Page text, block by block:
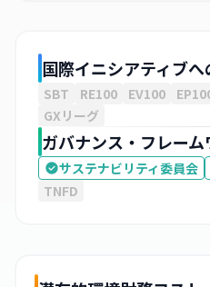
国際イニシアティブへ
SBT RE100 EV100
GXリーグ
ガバナンス・フレー
サステナビリティ委員会
TNFD